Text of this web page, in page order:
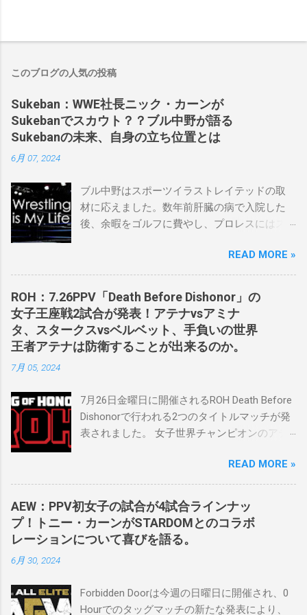
このブログの人気の投稿
Sukeban：WWE社長ニック・カーンが
Sukebanでスカウト？？ブル中野が語る
Sukebanの未来、自身の立ち位置とは
6月 07, 2024
ブル中野はスポーツイラストレイテッドの取
材に応えました。数年前肝臓の病で入院した
後、余暇をゴルフに費やし、プロレスにはス
ました。なお、新しいプロモーションは無限
の可能性に満ちており、先日WWEのニック・
カーン社長にスカウトされました。 「私は
2023年にスケバンのコミッショナーに任命さ
れました。スケバンの醍醐味は、日本独自の
文化の過去、現在、未来をリング上で見るこ
とができることです。何十年も前のスケバン
好きです。」 彼女は今、スケバンで重要な役
割を果たしています。 「今活躍している選手
をとても誇りに思い、応援しています。私の
ケバンのレスラーばかりです。私は彼らを私
の子供のように考えている」。 スケバンの最
新のショーは5月末に行われました。日本の女
子プロレスリーグがロサンゼルスでデビュー
し、5試合のカードが YouTube で公開されてい
野が見守る中、クラッシュ・ユウ選手を相手
にタイトル防衛に成功しました。 「スケバン
READ MORE »
ROH：7.26PPV「Death Before Dishonor」の
女子王座戦2試合が発表！アテナvsアミナ
タ、スタークスvsベルベット、手負いの世界
王者アテナは防衛することが出来るのか。
7月 05, 2024
7月26日金曜日に開催されるROH Death Before
Dishonorで行われる2つのタイトルマッチが発
表されました。 女子世界チャンピオンのアテ
を防衛することになりました。この試合は木
曜日のROHで発表されました。アテナは5月か
ら活動を休止しており、リング上での欠場は
ストーリー上の負傷が原因とされています。
女子世界チャンピオンは5月の最後の試合で怪
我の恐怖に苦しみましたが、それはストーリ
Dishonorでタイトルを防衛します。PPVでレッ
READ MORE »
AEW：PPV初女子の試合が4試合ラインナッ
プ！トニー・カーンがSTARDOMとのコラボ
レーションについて喜びを語る。
6月 30, 2024
Forbidden Doorは今週の日曜日に開催され、0
Hourでのタッグマッチの新たな発表により、